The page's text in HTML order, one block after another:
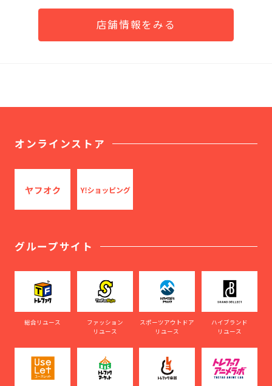
店舗情報をみる
オンラインストア
グループサイト
総合リユース
ファッション
リユース
スポーツアウトドア
リユース
ハイブランド
リユース